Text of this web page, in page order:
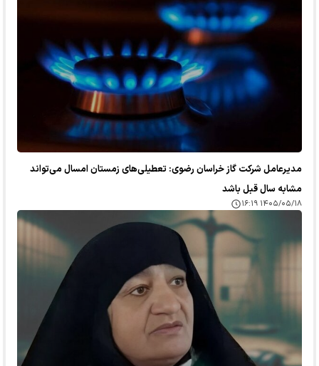
مدیرعامل شرکت گاز خراسان رضوی: تعطیلی‌های زمستان امسال می‌تواند
مشابه سال قبل باشد
۱۴۰۵/۰۵/۱۸ ۱۶:۱۹